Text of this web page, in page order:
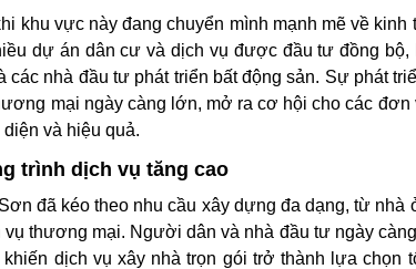
khu vực này đang chuyển mình mạnh mẽ về kinh
dự án dân cư và dịch vụ được đầu tư đồng bộ,
nhà đầu tư phát triển bất động sản. Sự phát
mại ngày càng lớn, mở ra cơ hội cho các đơn
và hiệu quả.
trình dịch vụ tăng cao
đã kéo theo nhu cầu xây dựng đa dạng, từ nhà
thương mại. Người dân và nhà đầu tư ngày
dịch vụ xây nhà trọn gói trở thành lựa chọn